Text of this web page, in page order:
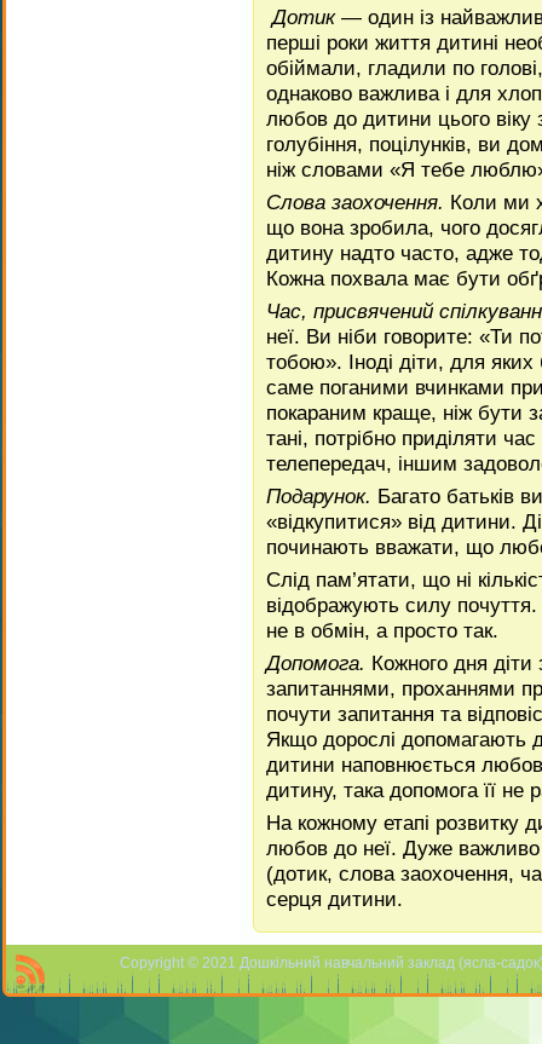
Дотик — один із
перші роки життя дитині
обіймали, гладили по
однаково важлива і для
любов до дитини цього віку
голубіння, поцілун­ків, ви
ніж словами «Я тебе
Слова заохочення. Коли ми
що вона зробила, чого
дитину надто часто, адже
Кожна похвала має бути
Час, присвячений
неї. Ви ніби гово­рите: «Ти
тобою». Іноді діти, для
саме поганими вчинками
покараним краще, ніж бути
тані, потрібно приділяти
телепередач, іншим
Подарунок. Багато батьків
«відкупитися» від дитини.
починають вважати, що
Слід пам’ятати, що ні
відображують силу
не в обмін, а просто так.
Допомога. Кожного дня
запитаннями, проханнями
почути за­питання та
Якщо дорослі допомагають
дитини наповнюється
дити­ну, така допомога її не
На кожному етапі розвитку
любов до неї. Дуже
(дотик, слова заохочення,
серця дитини.
Copyright © 2021 Дошкільний навчальний заклад (ясла-